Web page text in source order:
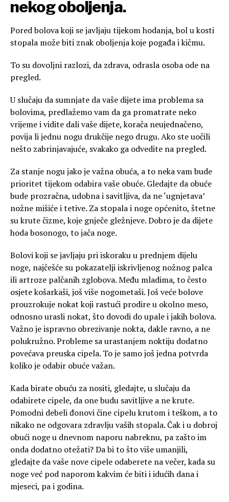
nekog oboljenja.
Pored bolova koji se javljaju tijekom hodanja, bol u kosti
stopala može biti znak oboljenja koje pogađa i kičmu.
To su dovoljni razlozi, da zdrava, odrasla osoba ode na
pregled.
U slučaju da sumnjate da vaše dijete ima problema sa
bolovima, predlažemo vam da ga promatrate neko
vrijeme i vidite dali vaše dijete, korača neujednačeno,
povija li jednu nogu drukčije nego drugu. Ako ste uočili
nešto zabrinjavajuće, svakako ga odvedite na pregled.
Za stanje nogu jako je važna obuća, a to neka vam bude
prioritet tijekom odabira vaše obuće. Gledajte da obuće
bude prozračna, udobna i savitljiva, da ne ‘ugnjetava’
nožne mišiće i tetive. Za stopala i noge općenito, štetne
su krute čizme, koje gnječe gležnjeve. Dobro je da dijete
hoda bosonogo, to jača noge.
Bolovi koji se javljaju pri iskoraku u prednjem dijelu
noge, najčešće su pokazatelji iskrivljenog nožnog palca
ili artroze palčanih zglobova. Među mladima, to često
osjete košarkaši, još više nogometaši. Još veće bolove
prouzrokuje nokat koji rastući prodire u okolno meso,
odnosno urasli nokat, što dovodi do upale i jakih bolova.
Važno je ispravno obrezivanje nokta, dakle ravno, a ne
polukružno. Probleme sa urastanjem noktiju dodatno
povećava preuska cipela. To je samo još jedna potvrda
koliko je odabir obuće važan.
Kada birate obuću za nositi, gledajte, u slučaju da
odabirete cipele, da one budu savitljive a ne krute.
Pomodni debeli đonovi čine cipelu krutom i teškom, a to
nikako ne odgovara zdravlju vaših stopala. Čak i u dobroj
obući noge u dnevnom naporu nabreknu, pa zašto im
onda dodatno otežati? Da bi to što više umanjili,
gledajte da vaše nove cipele odaberete na večer, kada su
noge već pod naporom kakvim će biti i idućih dana i
mjeseci, pa i godina.